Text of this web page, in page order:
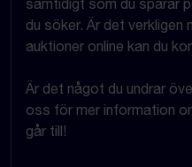
samtidigt som du sparar
du söker. Är det verkligen
auktioner online kan du
Är det något du undrar
oss för mer information
går till!